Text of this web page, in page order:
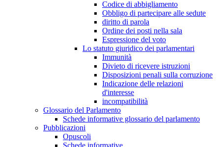
Codice di abbigliamento
Obbligo di partecipare alle sedute
diritto di parola
Ordine dei posti nella sala
Espressione del voto
Lo statuto giuridico dei parlamentari
Immunità
Divieto di ricevere istruzioni
Disposizioni penali sulla corruzione
Indicazione delle relazioni
d'interesse
incompatibilità
Glossario del Parlamento
Schede informative glossario del parlamento
Pubblicazioni
Opuscoli